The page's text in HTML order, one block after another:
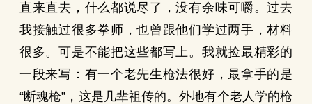
直来直去，什么都说尽了，没有余味可嚼。过去
我接触过很多拳师，也曾跟他们学过两手，材料
很多。可是不能把这些都写上。我就捡最精彩的
一段来写：有一个老先生枪法很好，最拿手的是
“断魂枪”，这是几辈祖传的。外地有个老人学的枪